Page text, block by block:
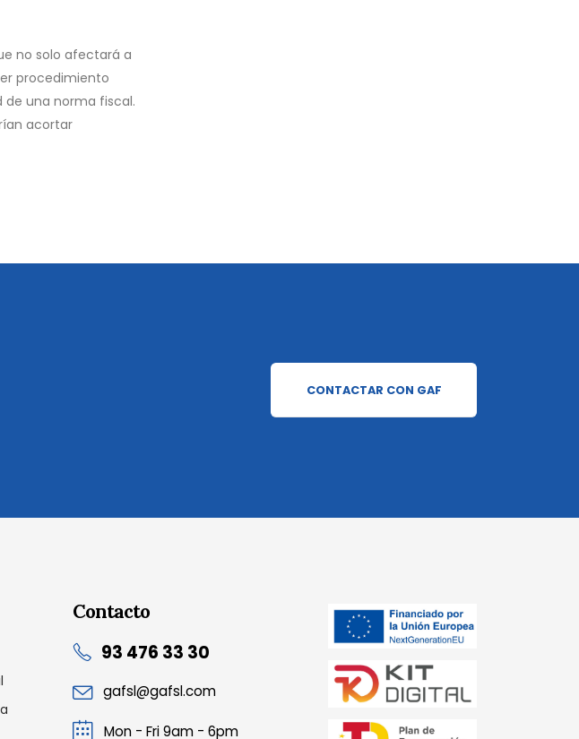
no solo afectará a
procedimiento
una norma fiscal.
acortar
CONTACTAR CON GAF
Contacto
93 476 33 30
gafsl@gafsl.com
Mon - Fri 9am - 6pm